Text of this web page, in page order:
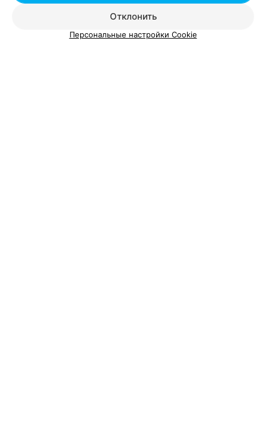
Отклонить
Персональные настройки Cookie